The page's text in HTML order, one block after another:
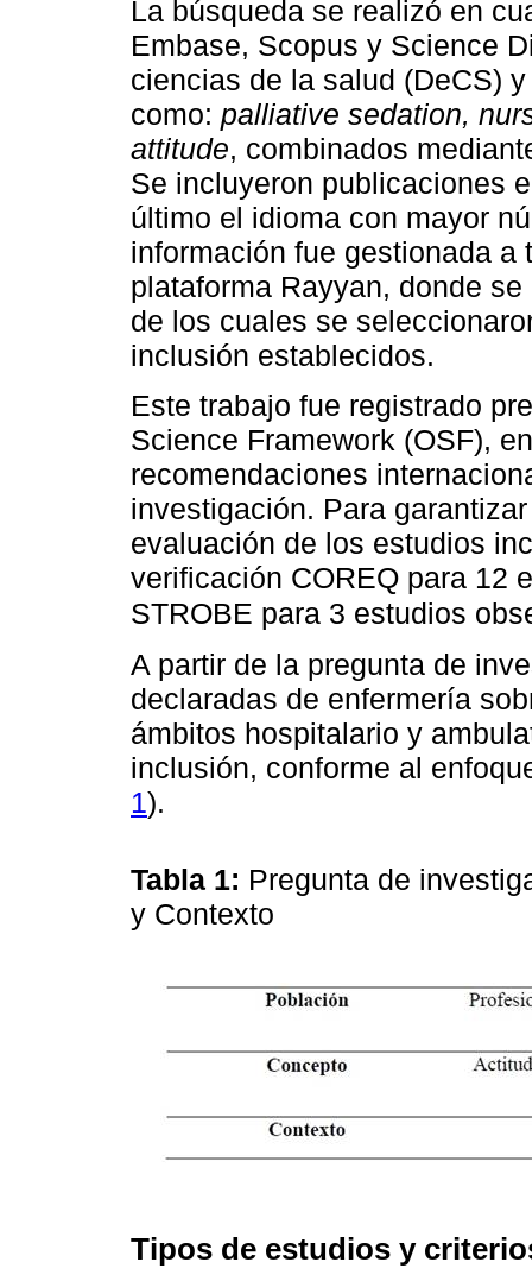
La búsqueda se realizó en
Embase, Scopus y Science
ciencias de la salud (DeCS)
como: palliative sedation,
attitude, combinados
Se incluyeron publicaciones
último el idioma con mayor
información fue gestionada
plataforma Rayyan, donde
de los cuales se
inclusión establecidos.
Este trabajo fue registrado
Science Framework (OSF),
recomendaciones
investigación. Para
evaluación de los estudios
verificación COREQ para 12
STROBE para 3 estudios
A partir de la pregunta de
declaradas de enfermería
ámbitos hospitalario y
inclusión, conforme al
1).
Tabla 1: Pregunta de
y Contexto
Tipos de estudios y